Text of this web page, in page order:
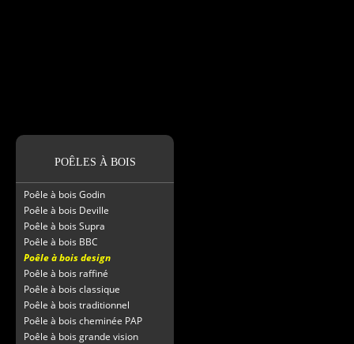
POÊLES À BOIS
Poêle à bois Godin
Poêle à bois Deville
Poêle à bois Supra
Poêle à bois BBC
Poêle à bois design
Poêle à bois raffiné
Poêle à bois classique
Poêle à bois traditionnel
Poêle à bois cheminée PAP
Poêle à bois grande vision